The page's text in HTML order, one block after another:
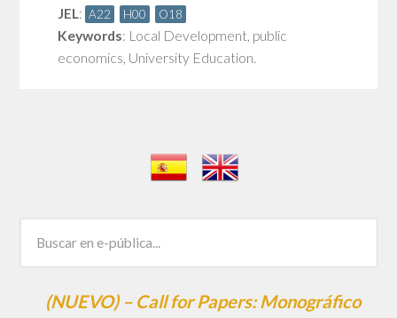
JEL: A22 H00 O18
Keywords: Local Development, public
economics, University Education.
(NUEVO) – Call for Papers: Monográfico